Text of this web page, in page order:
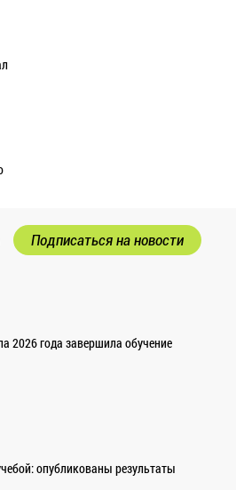
Подписаться на новости
2026 года завершила обучение
опубликованы результаты